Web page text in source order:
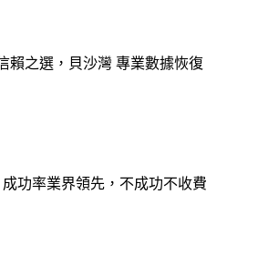
賴之選，貝沙灣 專業數據恢復
功率業界領先，不成功不收費